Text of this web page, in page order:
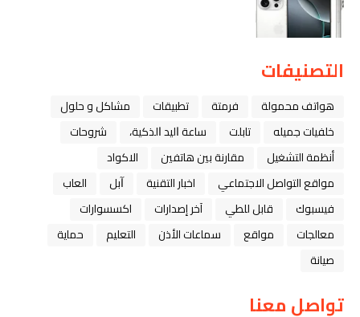
التصنيفات
هواتف محمولة فرمتة تطبيقات
مشاكل و حلول
خلفيات جميله
تابلت ﺳﺎﻋﺔ ﺍﻟﻴﺪ ﺍﻟﺬﻛﻴﺔ،
شروحات
أنظمة التشغيل
مقارنة بين هاتفين
الاكواد
مواقع التواصل الاجتماعي
اخبار التقنية ﺁﺑﻞ
العاب
فيسبوك
قابل للطي آخر إصدارات
اكسسوارات
معالجات
مواقع سماعات الأذن التعليم
حماية
صيانة
تواصل معنا